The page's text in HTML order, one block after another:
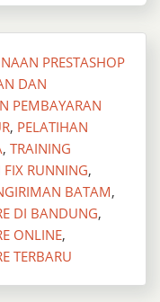
PRESTASHOP
DAN
PEMBAYARAN
, PELATIHAN
, TRAINING
RUNNING,
BATAM,
DI BANDUNG,
ONLINE,
TERBARU